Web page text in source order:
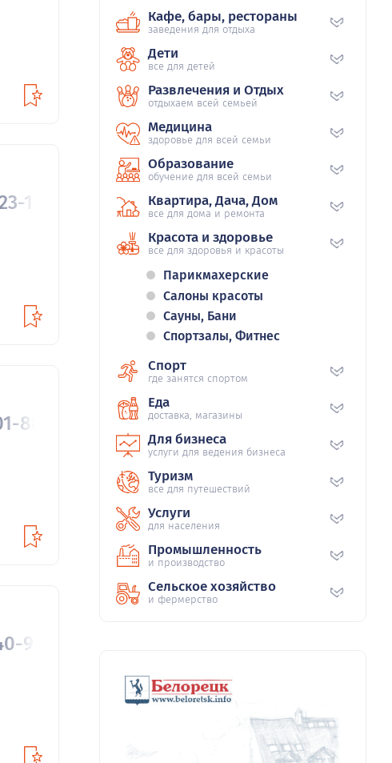
12
88
91
Кафе, бары, рестораны
заведения для отдыха
Дети
все для детей
Развлечения и Отдых
отдыхаем всей семьей
Медицина
здоровье для всей семьи
Образование
обучение для всей семьи
Квартира, Дача, Дом
все для дома и ремонта
Красота и здоровье
все для здоровья и красоты
Парикмахерские
Салоны красоты
Сауны, Бани
Спортзалы, Фитнес
Спорт
где занятся спортом
Еда
доставка, магазины
Для бизнеса
услуги для ведения бизнеса
Туризм
все для путешествий
Услуги
для населения
Промышленность
и производство
Сельское хозяйство
и фермерство